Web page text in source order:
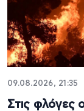
09.08.2026, 21:35
Στις φλόγες